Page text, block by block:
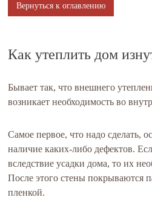
Вернуться к оглавлению
Как утеплить дом
Бывает так, что внешнего
возникает необходимость во
Самое первое, что надо сделать,
наличие каких-либо дефектов.
вследствие усадки дома, то их
После этого стены покрываются
пленкой.